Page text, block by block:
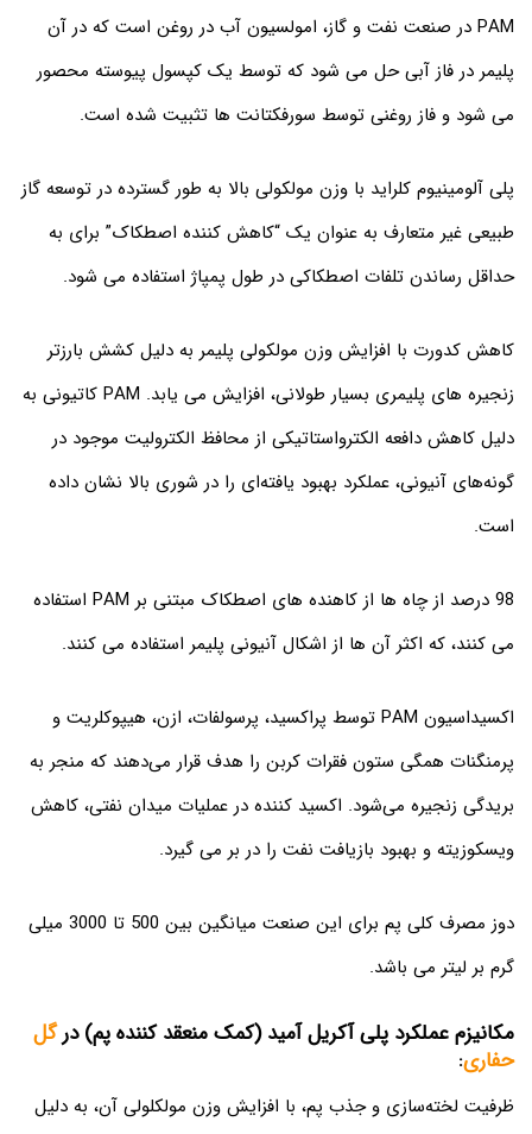
PAM در صنعت نفت و گاز، امولسیون آب در روغن است که در آن
پلیمر در فاز آبی حل می شود که توسط یک کپسول پیوسته محصور
می شود و فاز روغنی توسط سورفکتانت ها تثبیت شده است.
پلی آلومینیوم کلراید با وزن مولکولی بالا به طور گسترده در توسعه گاز
طبیعی غیر متعارف به عنوان یک “کاهش کننده اصطکاک” برای به
حداقل رساندن تلفات اصطکاکی در طول پمپاژ استفاده می شود.
کاهش کدورت با افزایش وزن مولکولی پلیمر به دلیل کشش بارزتر
زنجیره های پلیمری بسیار طولانی، افزایش می یابد. PAM کاتیونی به
دلیل کاهش دافعه الکترواستاتیکی از محافظ الکترولیت موجود در
گونه‌های آنیونی، عملکرد بهبود یافته‌ای را در شوری بالا نشان داده
است.
98 درصد از چاه ها از کاهنده های اصطکاک مبتنی بر PAM استفاده
می کنند، که اکثر آن ها از اشکال آنیونی پلیمر استفاده می کنند.
اکسیداسیون PAM توسط پراکسید، پرسولفات، ازن، هیپوکلریت و
پرمنگنات همگی ستون فقرات کربن را هدف قرار می‌دهند که منجر به
بریدگی زنجیره می‌شود. اکسید کننده در عملیات میدان نفتی، کاهش
ویسکوزیته و بهبود بازیافت نفت را در بر می گیرد.
دوز مصرف کلی پم برای این صنعت میانگین بین 500 تا 3000 میلی
گرم بر لیتر می باشد.
مکانیزم عملکرد پلی آکریل آمید (کمک منعقد کننده پم) درگل
حفاری:
ظرفیت لخته‌سازی و جذب پم، با افزایش وزن مولکلولی آن، به دلیل